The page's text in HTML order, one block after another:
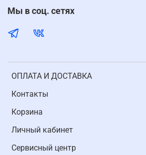
ОПЛАТА И ДОСТАВКА
Контакты
Корзина
Личный кабинет
Cервисный центр
Мы в соц. сетях